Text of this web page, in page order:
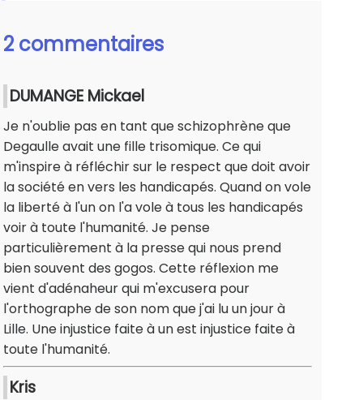
2 commentaires
DUMANGE Mickael
Je n'oublie pas en tant que schizophrène que
Degaulle avait une fille trisomique. Ce qui
m'inspire à réfléchir sur le respect que doit avoir
la société en vers les handicapés. Quand on vole
la liberté à l'un on l'a vole à tous les handicapés
voir à toute l'humanité. Je pense
particulièrement à la presse qui nous prend
bien souvent des gogos. Cette réflexion me
vient d'adénaheur qui m'excusera pour
l'orthographe de son nom que j'ai lu un jour à
Lille. Une injustice faite à un est injustice faite à
toute l'humanité.
Kris